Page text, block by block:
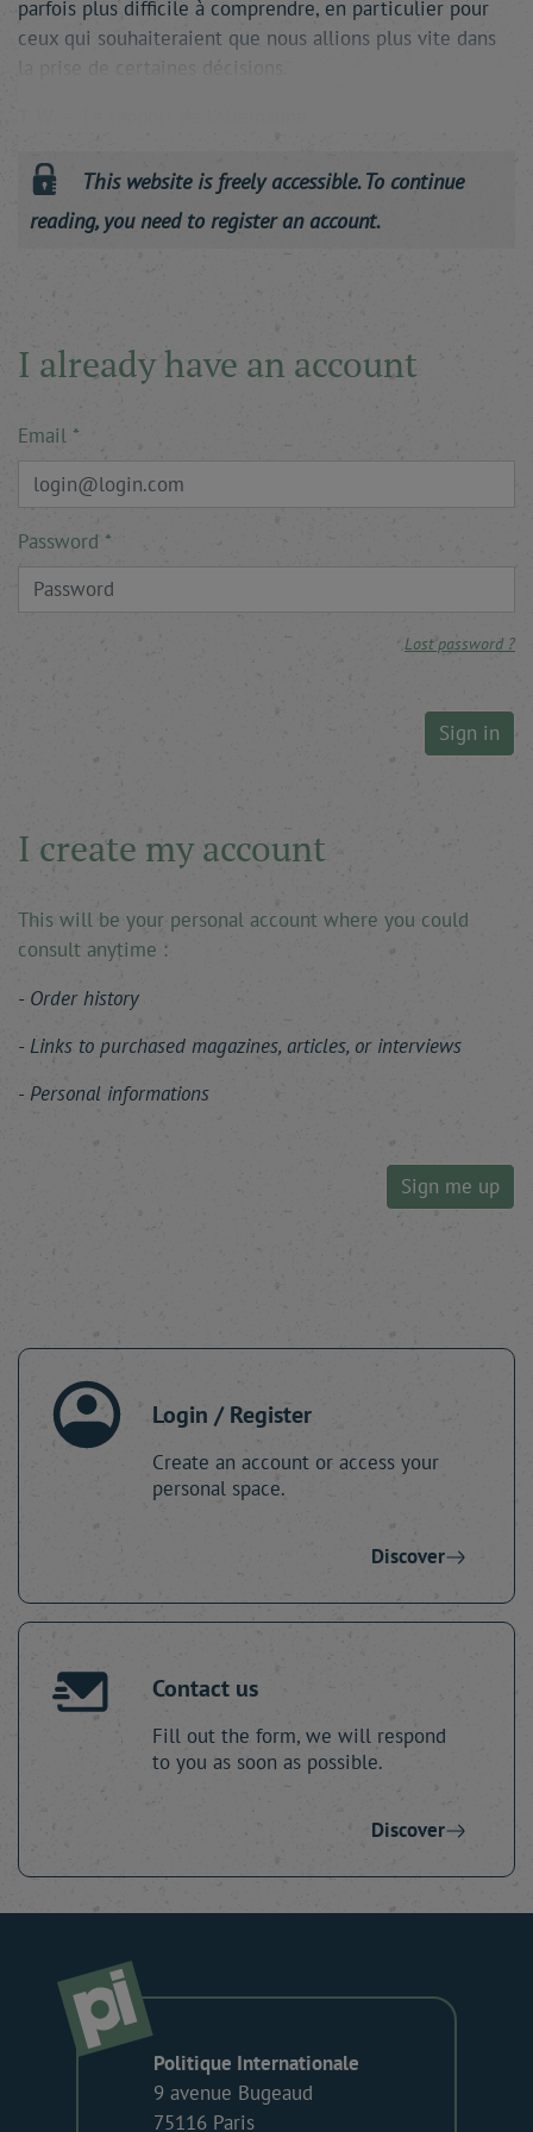
parfois plus difficile à comprendre, en particulier pour
ceux qui souhaiteraient que nous allions plus vite dans
la prise de certaines décisions.
This website is freely accessible. To continue
reading, you need to register an account.
I already have an account
Email
Password
Lost password ?
Sign in
I create my account
This will be your personal account where you could
consult anytime :
Order history
Links to purchased magazines, articles, or interviews
Personal informations
Sign me up
Login / Register
Create an account or access your
personal space.
Discover
Contact us
Fill out the form, we will respond
to you as soon as possible.
Discover
Politique Internationale
9 avenue Bugeaud
75116 Paris